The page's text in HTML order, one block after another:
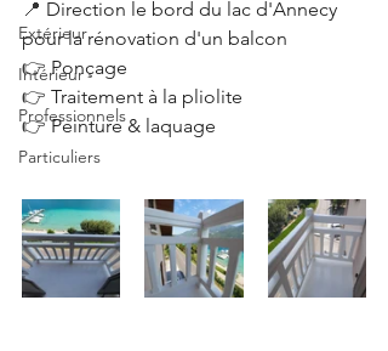
Extérieur
Intérieur
Professionnels
Particuliers
📍 Direction le bord du lac d'Annecy
pour la rénovation d'un balcon
👉 Ponçage
👉 Traitement à la pliolite
👉 Peinture & laquage